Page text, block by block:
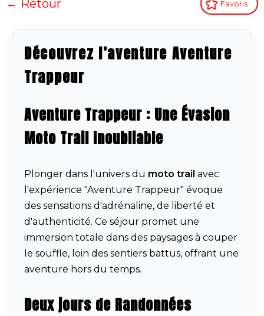
← Retour Favoris
Découvrez l’aventure Aventure
Trappeur
Aventure Trappeur : Une Évasion
Moto Trail Inoubliable
Plonger dans l'univers du moto trail avec
l'expérience "Aventure Trappeur" évoque
des sensations d'adrénaline, de liberté et
d'authenticité. Ce séjour promet une
immersion totale dans des paysages à couper
le souffle, loin des sentiers battus, offrant une
aventure hors du temps.
Deux jours de Randonnées